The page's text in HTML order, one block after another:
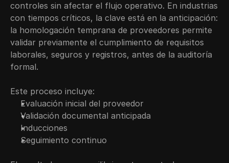
controles sin afectar el flujo operativo. En industrias
con tiempos críticos, la clave está en la anticipación:
la homologación temprana de proveedores permite
validar previamente el cumplimiento de requisitos
laborales, seguros y registros, antes de la auditoría
formal.
Este proceso incluye:
Evaluación inicial del proveedor
Validación documental anticipada
Inducciones
Seguimiento continuo